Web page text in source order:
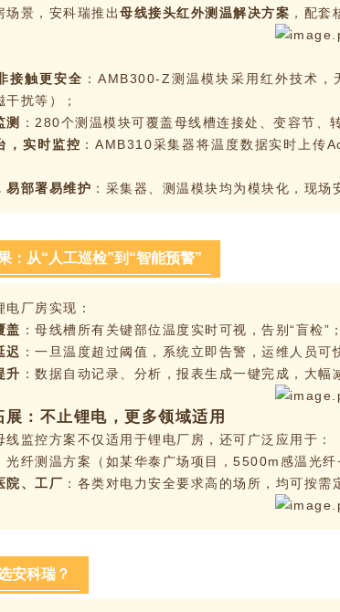
场景，安科瑞推出母线接头红外测温解决方案 ，配套
接触更安全 ：AMB300-Z测温模块采用红外技术
干扰等）；
测
：280个测温模块可覆盖母线槽连接处、变容节、
，实时监控 ：AMB310采集器将温度数据实时上传
易部署易维护 ：采集器、测温模块均为模块化，现场
：从“人工巡检”到“智能预警”
厂房实现：
盖 ：母线槽所有关键部位温度实时可视，告别“盲检”；
迟 ：一旦温度超过阈值，系统立即告警，运维人员可
升 ：数据自动记录、分析，报表生成一键完成，大幅
展：不止锂电，更多领域适用
线监控方案不仅适用于锂电厂房，还可广泛应用于：
光纤测温方案（如某华泰广场项目，5500m感温光
院、工厂 ：各类对电力安全要求高的场所，均可按需
安科瑞？